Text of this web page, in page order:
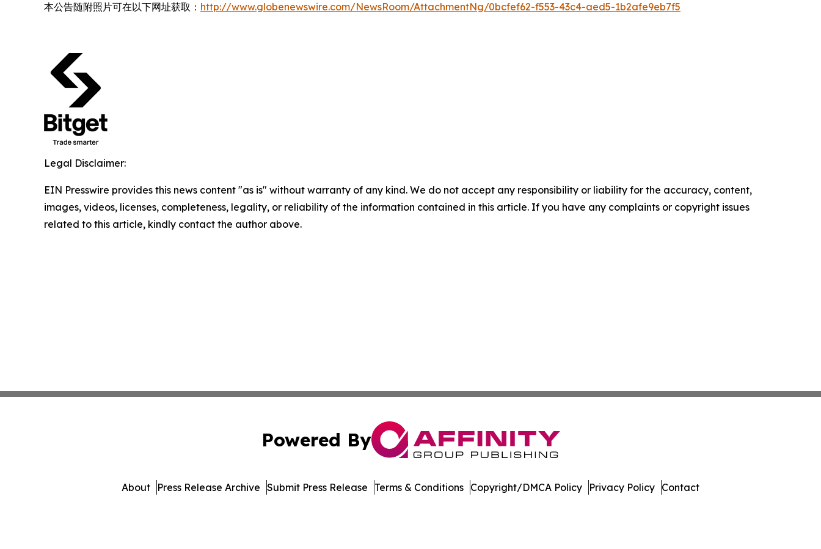
本公告随附照片可在以下网址获取： http://www.globenewswire.com/NewsRoom/AttachmentNg/0bcfef62-f553-43c4-aed5-1b2afe9eb7f5
Legal Disclaimer:
EIN Presswire provides this news content "as is" without warranty of any kind. We do not accept any responsibility or liability for the accuracy, content,
images, videos, licenses, completeness, legality, or reliability of the information contained in this article. If you have any complaints or copyright issues
related to this article, kindly contact the author above.
Powered By
About Press Release Archive Submit Press Release Terms & Conditions Copyright/DMCA Policy Privacy Policy Contact